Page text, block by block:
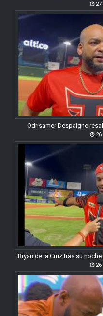
27
Odrisamer Despaigne
26
Bryan de la Cruz tras su
26